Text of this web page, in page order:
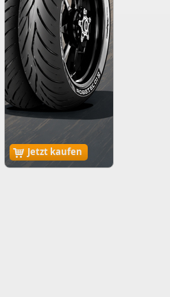
Jetzt kaufen